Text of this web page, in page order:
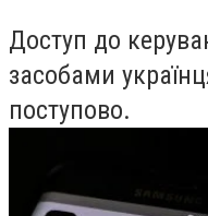
Доступ до
засобами
поступово.